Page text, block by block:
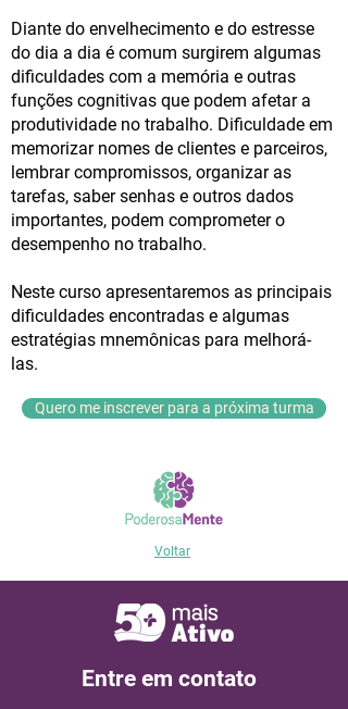
Diante do envelhecimento e do estresse
do dia a dia é comum surgirem algumas
dificuldades com a memória e outras
funções cognitivas que podem afetar a
produtividade no trabalho. Dificuldade em
memorizar nomes de clientes e parceiros,
lembrar compromissos, organizar as
tarefas, saber senhas e outros dados
importantes, podem comprometer o
desempenho no trabalho.
Neste curso apresentaremos as principais
dificuldades encontradas e algumas
estratégias mnemônicas para melhorá-
las.
Quero me inscrever para a próxima turma
Voltar
Entre em contato